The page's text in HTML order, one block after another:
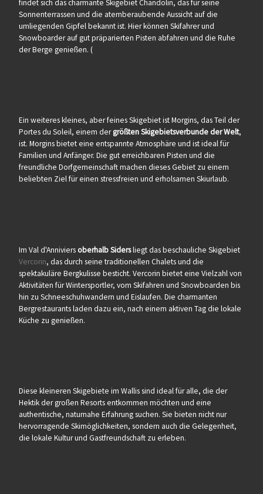
findet sich das charmante Skigebiet Chandolin, das für seine
Sonnenterrassen und die atemberaubende Aussicht auf die
umliegenden Gipfel bekannt ist. Hier können Skifahrer und
Snowboarder auf gut präparierten Pisten abfahren und die Ruhe
der Berge genießen. (
Ein weiteres kleines, aber feines Skigebiet ist Morgins, das Teil der
Portes du Soleil, einem dergrößten Skigebietsverbunde der Welt,
ist. Morgins bietet eine entspannte Atmosphäre und ist ideal für
Familien und Anfänger. Die gut erreichbaren Pisten und die
freundliche Dorfgemeinschaft machen dieses Gebiet zu einem
beliebten Ziel für einen stressfreien und erholsamen Skiurlaub.
Im Val d'Anniviersoberhalb Sidersliegt das beschauliche Skigebiet
Vercorin, das durch seine traditionellen Chalets und die
spektakuläre Bergkulisse besticht. Vercorin bietet eine Vielzahl von
Aktivitäten für Wintersportler, vom Skifahren und Snowboarden bis
hin zu Schneeschuhwandern und Eislaufen. Die charmanten
Bergrestaurants laden dazu ein, nach einem aktiven Tag die lokale
Küche zu genießen.
Diese kleineren Skigebiete im Wallis sind ideal für alle, die der
Hektik der großen Resorts entkommen möchten und eine
authentische, naturnahe Erfahrung suchen. Sie bieten nicht nur
hervorragende Skimöglichkeiten, sondern auch die Gelegenheit,
die lokale Kultur und Gastfreundschaft zu erleben.